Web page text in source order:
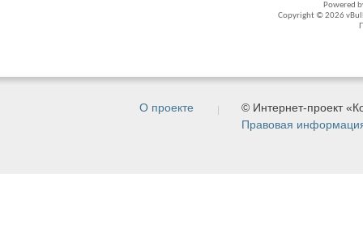
Powered
Copyright © 2026
О проекте
© Интернет-проект
Правовая